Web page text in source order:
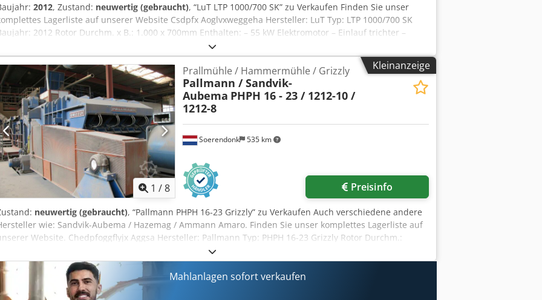
2012, Zustand: neuwertig (gebraucht), “LuT LTP 1000/700 SK” zu Verkaufen Finden Sie unser
Lagerliste auf unserer Website Csdpfx Aoglvxweggeha Hersteller: LuT Typ: LTP 1000/700 SK
2012 Rotor Durchm. x B.: 1.000 x 700mm Enthalten: – 55 kW Elektromotor – Einlauf trichter –
mit Steuerung – 500 kg Service-Kran Ersatzteile auf Lager! Brecher kann gestrahlt und
werden.
Kleinanzeige
1 /8
Soerendonk 535 km
Prallmühle / Hammermühle / Grizzly
Pallmann / Sandvik-
Aubema PHPH 16 - 23 / 1212-10 /
1212-8
Preisinfo
neuwertig (gebraucht), “Pallmann PHPH 16-23 Grizzly” zu Verkaufen Auch verschiedene andere
wie: Sandvik-Aubema / Hazemag / Ammann Amaro. Finden Sie unser komplettes Lagerliste auf
Website. Chedpfoggflyjx Aggsa Hersteller: Pallmann Typ: PHPH 16-23 Grizzly Rotor Durchm.:
Rotor Breite: 2.300mm Mit Antrieb Mit Rahmen und Förderrinnen.
Mahlanlagen sofort verkaufen